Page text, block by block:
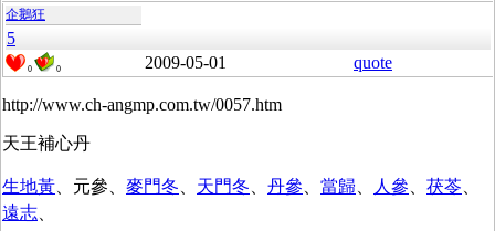
企鵝狂
5
0 0 2009-05-01 quote
http://www.ch-angmp.com.tw/0057.htm
天王補心丹
生地黃、元參、 麥門冬、 天門冬、 丹參、 當歸、 人參、 茯苓、
遠志、